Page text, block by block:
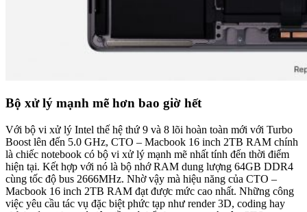
Bộ xử lý mạnh mẽ hơn bao giờ hết
Với bộ vi xử lý Intel thế hệ thứ 9 và 8 lõi hoàn toàn mới với Turbo
Boost lên đến 5.0 GHz, CTO – Macbook 16 inch 2TB RAM chính
là chiếc notebook có bộ vi xử lý mạnh mẽ nhất tính đến thời điểm
hiện tại. Kết hợp với nó là bộ nhớ RAM dung lượng 64GB DDR4
cùng tốc độ bus 2666MHz. Nhờ vậy mà hiệu năng của CTO –
Macbook 16 inch 2TB RAM đạt được mức cao nhất. Những công
việc yêu cầu tác vụ đặc biệt phức tạp như render 3D, coding hay